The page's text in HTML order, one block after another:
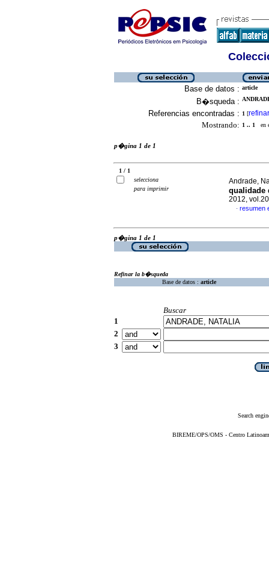
Base de datos : article
B�squeda :
Referencias encontradas : 1 [refinar
Mostrando: 1 .. 1 en
p�gina 1 de 1
1 / 1
selecciona
para imprimir
Andrade,
qualidade
2012,
· resumen
p�gina 1 de 1
Refinar la b�squeda
Base de datos : article
Buscar
1
2
3
Search
BIREME/OPS/OMS - Centro